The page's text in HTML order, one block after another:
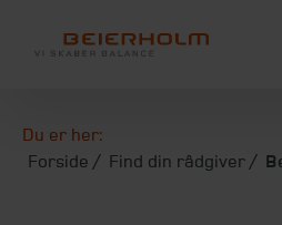
Du er her:
Forside
Find din rådgiver